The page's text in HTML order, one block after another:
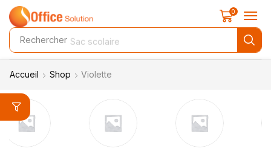
Rechercher Sac scolaire
0
Accueil Shop Violette